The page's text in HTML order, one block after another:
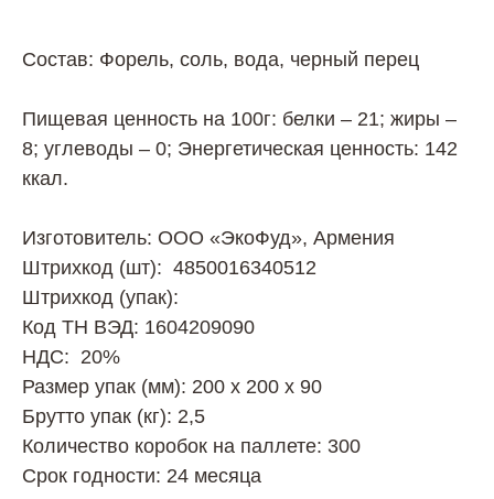
Состав: Форель, соль, вода, черный перец
Пищевая ценность на 100г: белки – 21; жиры –
8; углеводы – 0; Энергетическая ценность: 142
ккал.
Изготовитель: ООО «ЭкоФуд», Армения
Штрихкод (шт): 4850016340512
Штрихкод (упак):
Код ТН ВЭД: 1604209090
НДС: 20%
Размер упак (мм): 200 х 200 х 90
Брутто упак (кг): 2,5
Количество коробок на паллете: 300
Срок годности: 24 месяца